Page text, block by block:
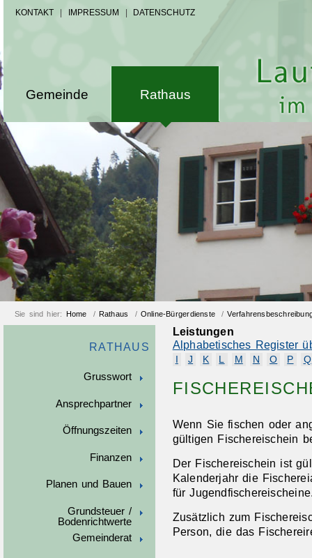
KONTAKT IMPRESSUM DATENSCHUTZ
Gemeinde Rathaus
Sie sind hier: Home / Rathaus / Online-Bürgerdienste /
RATHAUS
Grusswort
Ansprechpartner
Öffnungszeiten
Finanzen
Planen und Bauen
Grundsteuer /
Bodenrichtwerte
Gemeinderat
Leistungen
Alphabetisches Register
J K L M N O P Q
Wenn Sie fischen oder
gültigen Fischereischein
Der Fischereischein ist
Kalenderjahr die
für
Zusätzlich zum
Person, die das